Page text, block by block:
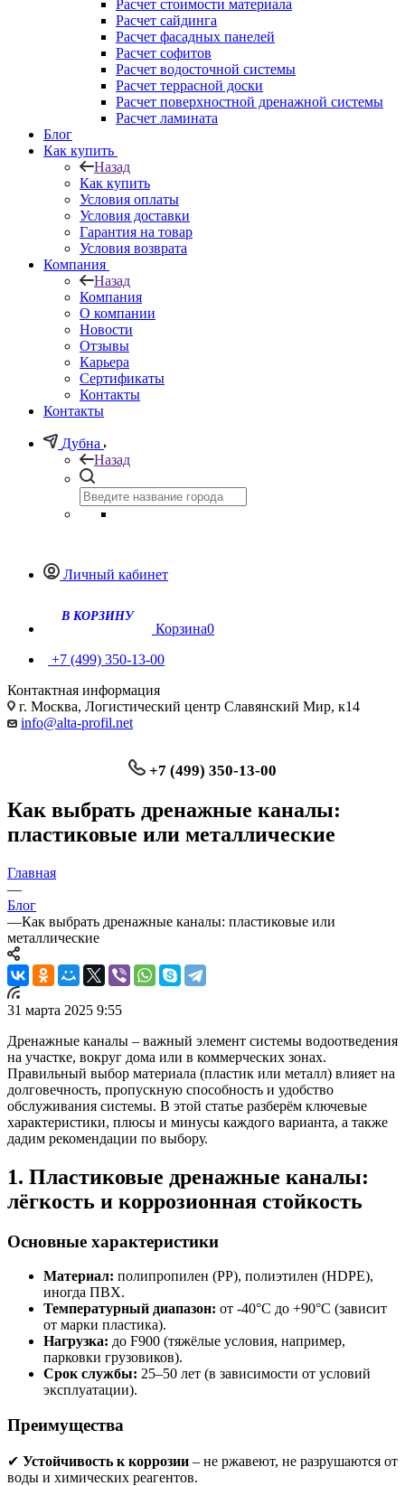
Расчет стоимости материала
Расчет сайдинга
Расчет фасадных панелей
Расчет софитов
Расчет водосточной системы
Расчет террасной доски
Расчет поверхностной дренажной системы
Расчет ламината
Блог
Как купить
Назад
Как купить
Условия оплаты
Условия доставки
Гарантия на товар
Условия возврата
Компания
Назад
Компания
О компании
Новости
Отзывы
Карьера
Сертификаты
Контакты
Контакты
Дубна
Назад
Личный кабинет
Корзина0
+7 (499) 350-13-00
Контактная информация
г. Москва, Логистический центр Славянский Мир, к14
info@alta-profil.net
+7 (499) 350-13-00
Как выбрать дренажные каналы:
пластиковые или металлические
Главная
—
Блог
—Как выбрать дренажные каналы: пластиковые или
металлические
31 марта 2025 9:55
Дренажные каналы – важный элемент системы водоотведения
на участке, вокруг дома или в коммерческих зонах.
Правильный выбор материала (пластик или металл) влияет на
долговечность, пропускную способность и удобство
обслуживания системы. В этой статье разберём ключевые
характеристики, плюсы и минусы каждого варианта, а также
дадим рекомендации по выбору.
1. Пластиковые дренажные каналы:
лёгкость и коррозионная стойкость
Основные характеристики
Материал: полипропилен (PP), полиэтилен (HDPE),
иногда ПВХ.
Температурный диапазон: от -40°C до +90°C (зависит
от марки пластика).
Нагрузка: до F900 (тяжёлые условия, например,
парковки грузовиков).
Срок службы: 25–50 лет (в зависимости от условий
эксплуатации).
Преимущества
✔ Устойчивость к коррозии – не ржавеют, не разрушаются от
воды и химических реагентов.